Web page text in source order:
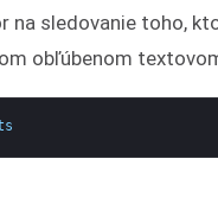
na sledovanie toho,
obľúbenom